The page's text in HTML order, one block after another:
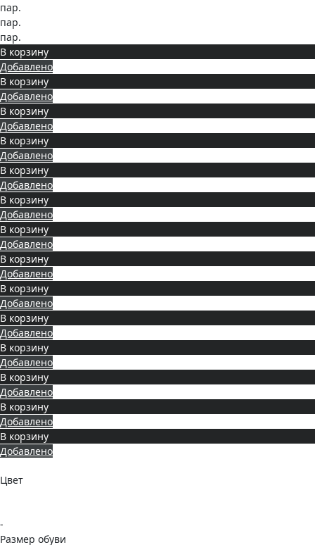
пар.
пар.
пар.
В корзину
Добавлено
В корзину
Добавлено
В корзину
Добавлено
В корзину
Добавлено
В корзину
Добавлено
В корзину
Добавлено
В корзину
Добавлено
В корзину
Добавлено
В корзину
Добавлено
В корзину
Добавлено
В корзину
Добавлено
В корзину
Добавлено
В корзину
Добавлено
В корзину
Добавлено
Цвет
-
Размер обуви